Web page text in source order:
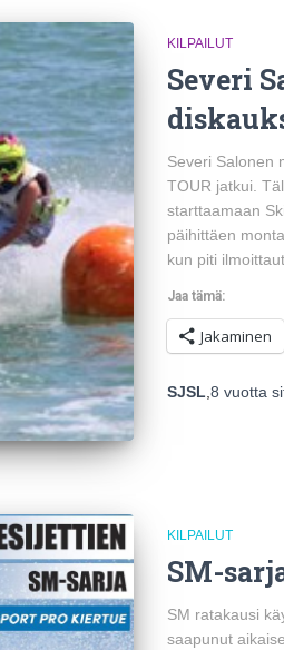
KILPAILUT
Severi
Severi Salonen
TOUR jatkui.
starttaamaan
päihittäen
kun piti
Jaa tämä:
Jakaminen
SJSL 8 vuotta
KILPAILUT
SM-
SM ratakausi
saapunut